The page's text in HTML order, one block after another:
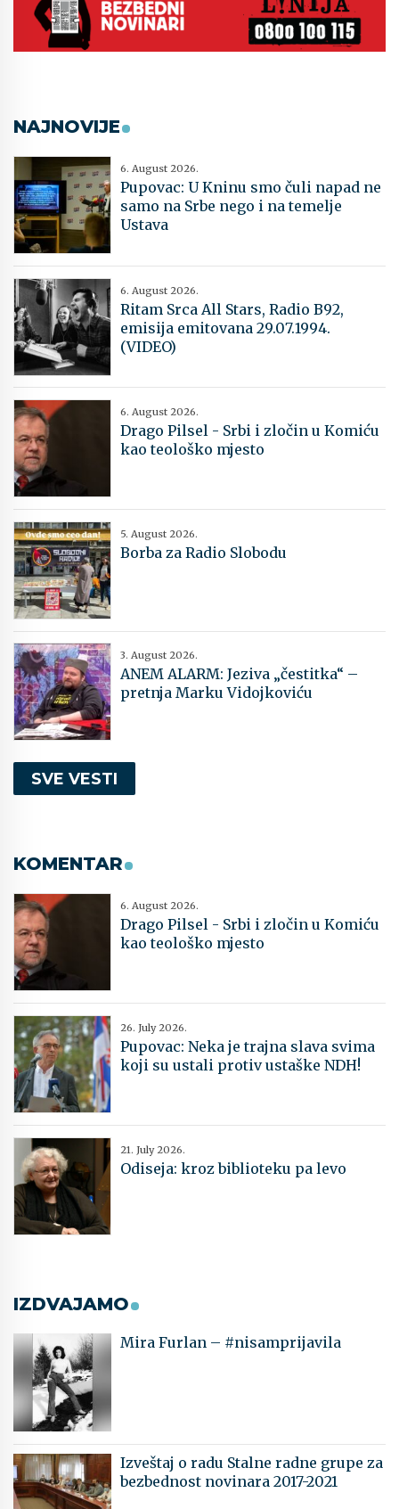
NAJNOVIJE
6. August 2026.
Pupovac: U Kninu smo čuli napad ne
samo na Srbe nego i na temelje
Ustava
6. August 2026.
Ritam Srca All Stars, Radio B92,
emisija emitovana 29.07.1994.
(VIDEO)
6. August 2026.
Drago Pilsel - Srbi i zločin u Komiću
kao teološko mjesto
5. August 2026.
Borba za Radio Slobodu
3. August 2026.
ANEM ALARM: Jeziva „čestitka“ –
pretnja Marku Vidojkoviću
SVE VESTI
KOMENTAR
6. August 2026.
Drago Pilsel - Srbi i zločin u Komiću
kao teološko mjesto
26. July 2026.
Pupovac: Neka je trajna slava svima
koji su ustali protiv ustaške NDH!
21. July 2026.
Odiseja: kroz biblioteku pa levo
IZDVAJAMO
Mira Furlan – #nisamprijavila
Izveštaj o radu Stalne radne grupe za
bezbednost novinara 2017-2021